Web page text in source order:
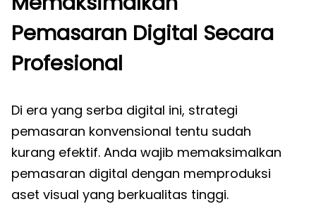
Pemasaran Digital Secara
Profesional
Di era yang serba digital ini, strategi
pemasaran konvensional tentu sudah
kurang efektif. Anda wajib memaksimalkan
pemasaran digital dengan memproduksi
aset visual yang berkualitas tinggi.